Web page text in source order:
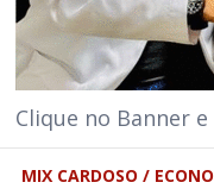
Clique no Banner
MIX CARDOSO /